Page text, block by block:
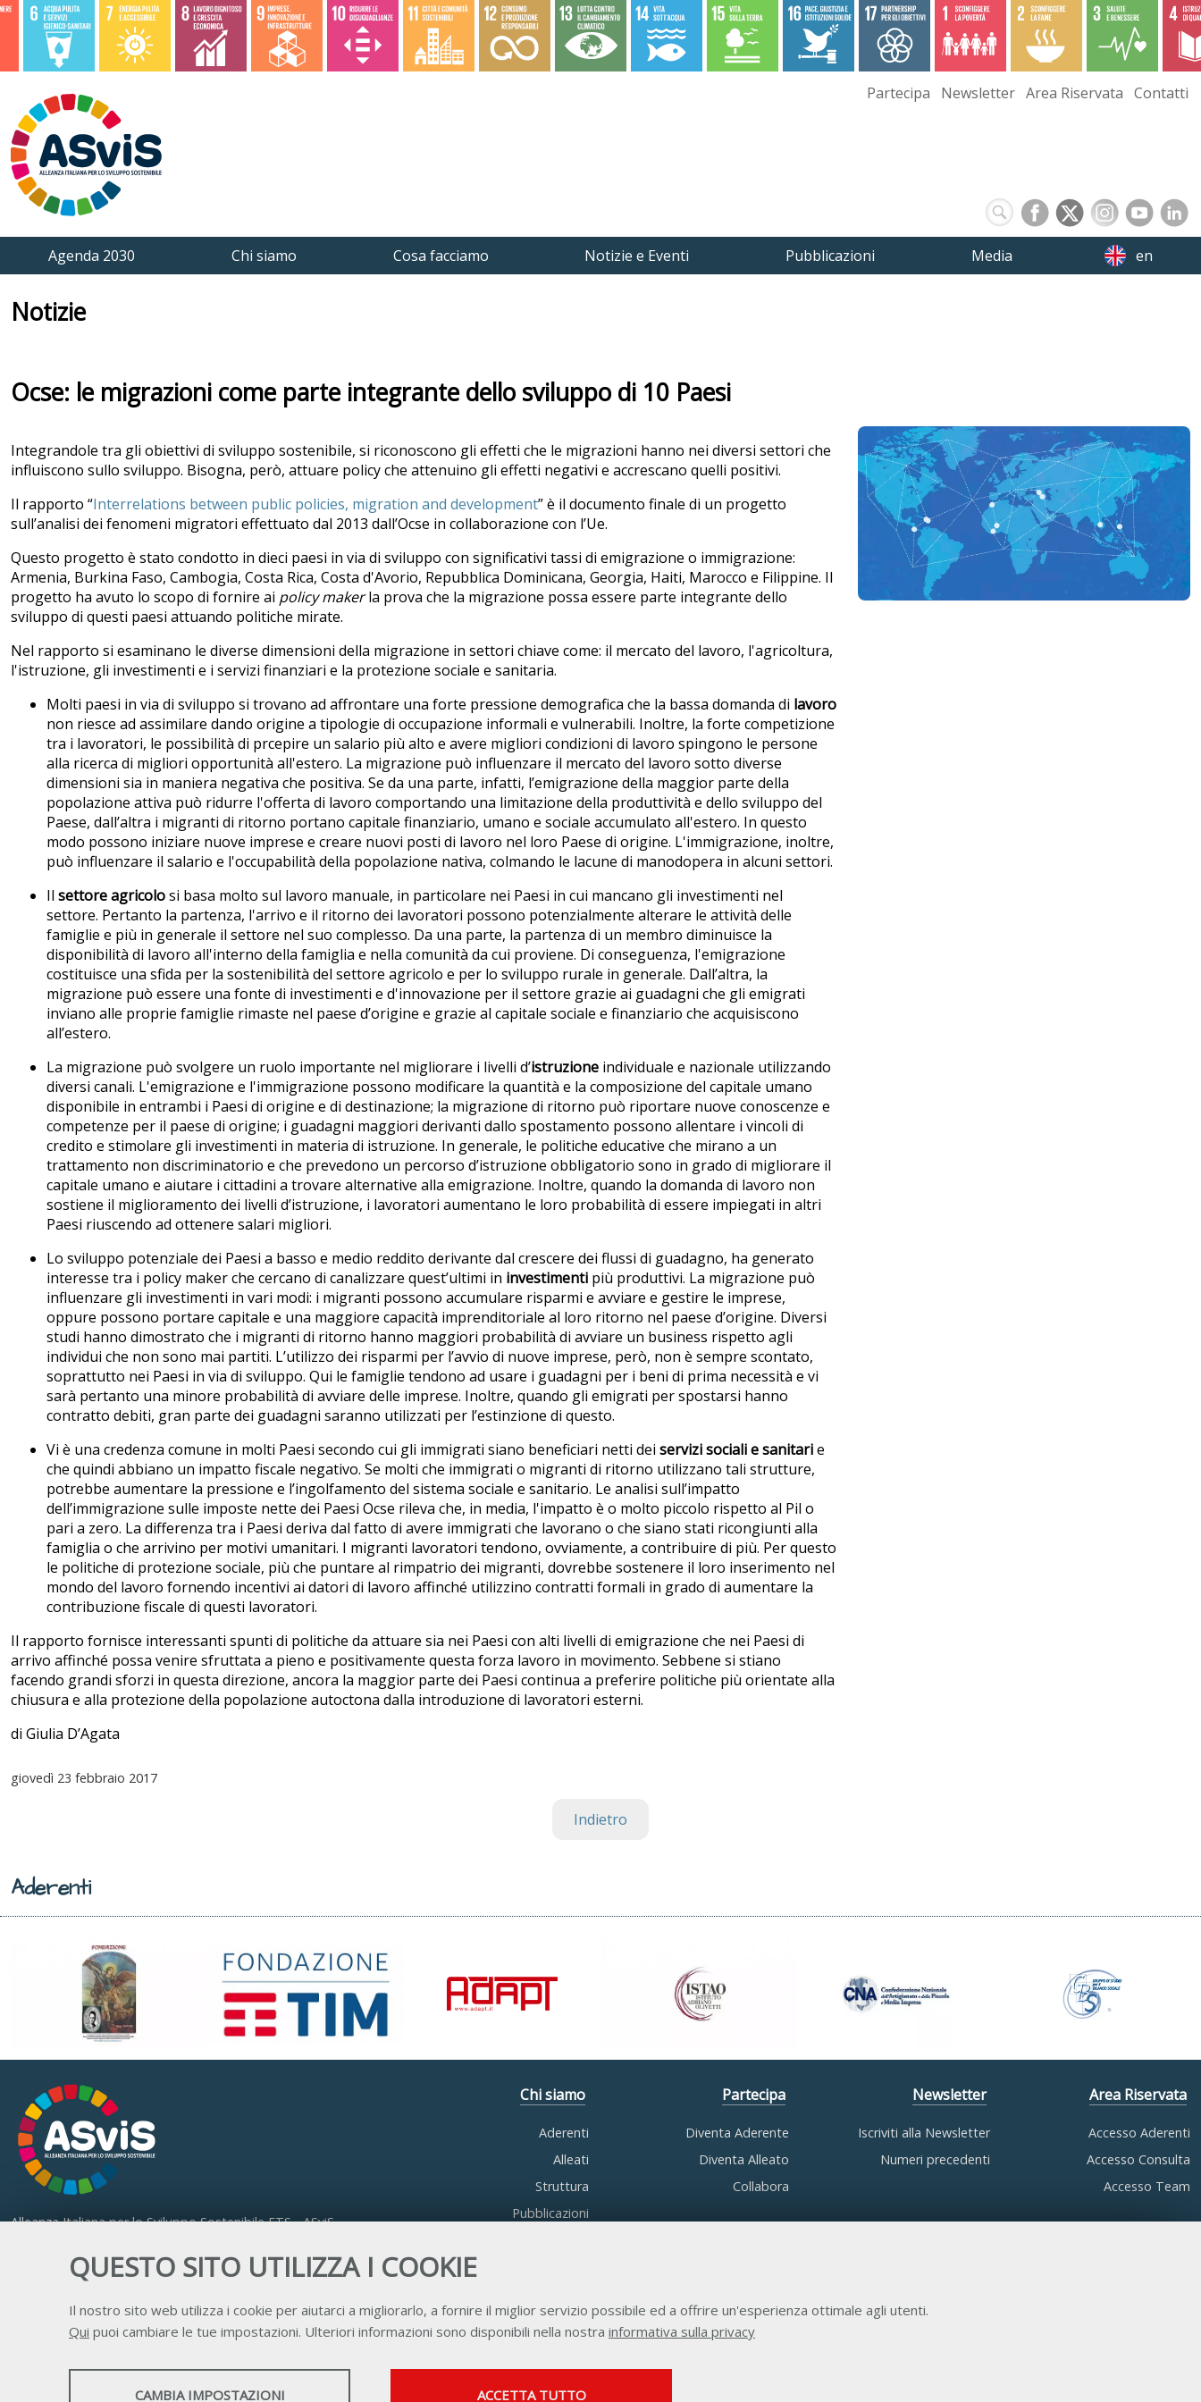
QUESTO SITO UTILIZZA I COOKIE
Il nostro sito web utilizza i cookie per aiutarci a migliorarlo, a fornire il miglior servizio possibile ed a offrire un'esperienza ottimale agli utenti.
Qui puoi cambiare le tue impostazioni. Ulteriori informazioni sono disponibili nella nostra informativa sulla privacy
STATISTICHE SERVIZI FACOLTATVI
CAMBIA IMPOSTAZIONI ACCETTA TUTTO
Partecipa Newsletter Area Riservata Contatti
Agenda 2030 Chi siamo Cosa facciamo Notizie e Eventi Pubblicazioni Media en
Notizie
Ocse: le migrazioni come parte integrante dello sviluppo di 10 Paesi
Integrandole tra gli obiettivi di sviluppo sostenibile, si riconoscono gli effetti che le migrazioni hanno nei diversi settori che
influiscono sullo sviluppo. Bisogna, però, attuare policy che attenuino gli effetti negativi e accrescano quelli positivi.
Il rapporto “Interrelations between public policies, migration and development” è il documento finale di un progetto
sull’analisi dei fenomeni migratori effettuato dal 2013 dall’Ocse in collaborazione con l’Ue.
Questo progetto è stato condotto in dieci paesi in via di sviluppo con significativi tassi di emigrazione o immigrazione:
Armenia, Burkina Faso, Cambogia, Costa Rica, Costa d'Avorio, Repubblica Dominicana, Georgia, Haiti, Marocco e Filippine. Il
progetto ha avuto lo scopo di fornire ai policy makerla prova che la migrazione possa essere parte integrante dello
sviluppo di questi paesi attuando politiche mirate.
Nel rapporto si esaminano le diverse dimensioni della migrazione in settori chiave come: il mercato del lavoro, l'agricoltura,
l'istruzione, gli investimenti e i servizi finanziari e la protezione sociale e sanitaria.
Molti paesi in via di sviluppo si trovano ad affrontare una forte pressione demografica che la bassa domanda di lavoro
non riesce ad assimilare dando origine a tipologie di occupazione informali e vulnerabili. Inoltre, la forte competizione
tra i lavoratori, le possibilità di prcepire un salario più alto e avere migliori condizioni di lavoro spingono le persone
alla ricerca di migliori opportunità all'estero. La migrazione può influenzare il mercato del lavoro sotto diverse
dimensioni sia in maniera negativa che positiva. Se da una parte, infatti, l’emigrazione della maggior parte della
popolazione attiva può ridurre l'offerta di lavoro comportando una limitazione della produttività e dello sviluppo del
Paese, dall’altra i migranti di ritorno portano capitale finanziario, umano e sociale accumulato all'estero. In questo
modo possono iniziare nuove imprese e creare nuovi posti di lavoro nel loro Paese di origine. L'immigrazione, inoltre,
può influenzare il salario e l'occupabilità della popolazione nativa, colmando le lacune di manodopera in alcuni settori.
Il settore agricolosi basa molto sul lavoro manuale, in particolare nei Paesi in cui mancano gli investimenti nel
settore. Pertanto la partenza, l'arrivo e il ritorno dei lavoratori possono potenzialmente alterare le attività delle
famiglie e più in generale il settore nel suo complesso. Da una parte, la partenza di un membro diminuisce la
disponibilità di lavoro all'interno della famiglia e nella comunità da cui proviene. Di conseguenza, l'emigrazione
costituisce una sfida per la sostenibilità del settore agricolo e per lo sviluppo rurale in generale. Dall’altra, la
migrazione può essere una fonte di investimenti e d'innovazione per il settore grazie ai guadagni che gli emigrati
inviano alle proprie famiglie rimaste nel paese d’origine e grazie al capitale sociale e finanziario che acquisiscono
all’estero.
La migrazione può svolgere un ruolo importante nel migliorare i livelli d’istruzione individuale e nazionale utilizzando
diversi canali. L'emigrazione e l'immigrazione possono modificare la quantità e la composizione del capitale umano
disponibile in entrambi i Paesi di origine e di destinazione; la migrazione di ritorno può riportare nuove conoscenze e
competenze per il paese di origine; i guadagni maggiori derivanti dallo spostamento possono allentare i vincoli di
credito e stimolare gli investimenti in materia di istruzione. In generale, le politiche educative che mirano a un
trattamento non discriminatorio e che prevedono un percorso d’istruzione obbligatorio sono in grado di migliorare il
capitale umano e aiutare i cittadini a trovare alternative alla emigrazione. Inoltre, quando la domanda di lavoro non
sostiene il miglioramento dei livelli d’istruzione, i lavoratori aumentano le loro probabilità di essere impiegati in altri
Paesi riuscendo ad ottenere salari migliori.
Lo sviluppo potenziale dei Paesi a basso e medio reddito derivante dal crescere dei flussi di guadagno, ha generato
interesse tra i policy maker che cercano di canalizzare quest’ultimi in investimenti più produttivi. La migrazione può
influenzare gli investimenti in vari modi: i migranti possono accumulare risparmi e avviare e gestire le imprese,
oppure possono portare capitale e una maggiore capacità imprenditoriale al loro ritorno nel paese d’origine. Diversi
studi hanno dimostrato che i migranti di ritorno hanno maggiori probabilità di avviare un business rispetto agli
individui che non sono mai partiti. L’utilizzo dei risparmi per l’avvio di nuove imprese, però, non è sempre scontato,
soprattutto nei Paesi in via di sviluppo. Qui le famiglie tendono ad usare i guadagni per i beni di prima necessità e vi
sarà pertanto una minore probabilità di avviare delle imprese. Inoltre, quando gli emigrati per spostarsi hanno
contratto debiti, gran parte dei guadagni saranno utilizzati per l’estinzione di questo.
Vi è una credenza comune in molti Paesi secondo cui gli immigrati siano beneficiari netti dei servizi sociali e sanitarie
che quindi abbiano un impatto fiscale negativo. Se molti che immigrati o migranti di ritorno utilizzano tali strutture,
potrebbe aumentare la pressione e l’ingolfamento del sistema sociale e sanitario. Le analisi sull’impatto
dell’immigrazione sulle imposte nette dei Paesi Ocse rileva che, in media, l'impatto è o molto piccolo rispetto al Pil o
pari a zero. La differenza tra i Paesi deriva dal fatto di avere immigrati che lavorano o che siano stati ricongiunti alla
famiglia o che arrivino per motivi umanitari. I migranti lavoratori tendono, ovviamente, a contribuire di più. Per questo
le politiche di protezione sociale, più che puntare al rimpatrio dei migranti, dovrebbe sostenere il loro inserimento nel
mondo del lavoro fornendo incentivi ai datori di lavoro affinché utilizzino contratti formali in grado di aumentare la
contribuzione fiscale di questi lavoratori.
Il rapporto fornisce interessanti spunti di politiche da attuare sia nei Paesi con alti livelli di emigrazione che nei Paesi di
arrivo affinché possa venire sfruttata a pieno e positivamente questa forza lavoro in movimento. Sebbene si stiano
facendo grandi sforzi in questa direzione, ancora la maggior parte dei Paesi continua a preferire politiche più orientate alla
chiusura e alla protezione della popolazione autoctona dalla introduzione di lavoratori esterni.
di Giulia D’Agata
giovedì 23 febbraio 2017
Indietro
Aderenti
Alleanza Italiana per lo Sviluppo Sostenibile ETS - ASviS
C.F. 97893090585 P.IVA 14610671001
Chi siamo
Aderenti
Alleati
Struttura
Pubblicazioni
Partecipa
Diventa Aderente
Diventa Alleato
Collabora
Newsletter
Iscriviti alla Newsletter
Numeri precedenti
Area Riservata
Accesso Aderenti
Accesso Consulta
Accesso Team
Contatti Privacy Trasparenza